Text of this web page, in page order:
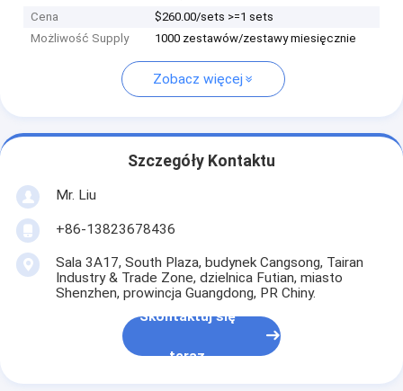
Cena
$260.00/sets >=1 sets
Możliwość Supply
1000 zestawów/zestawy miesięcznie
Zobacz więcej
Szczegóły Kontaktu
Mr. Liu
+86-13823678436
Sala 3A17, South Plaza, budynek Cangsong, Tairan
Industry & Trade Zone, dzielnica Futian, miasto
Shenzhen, prowincja Guangdong, PR Chiny.
Skontaktuj się
teraz